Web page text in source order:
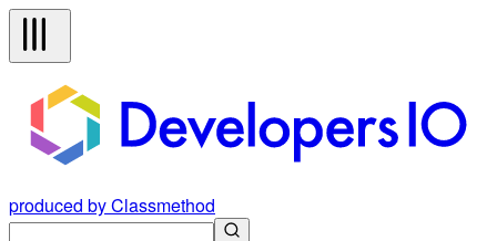
produced by Classmethod